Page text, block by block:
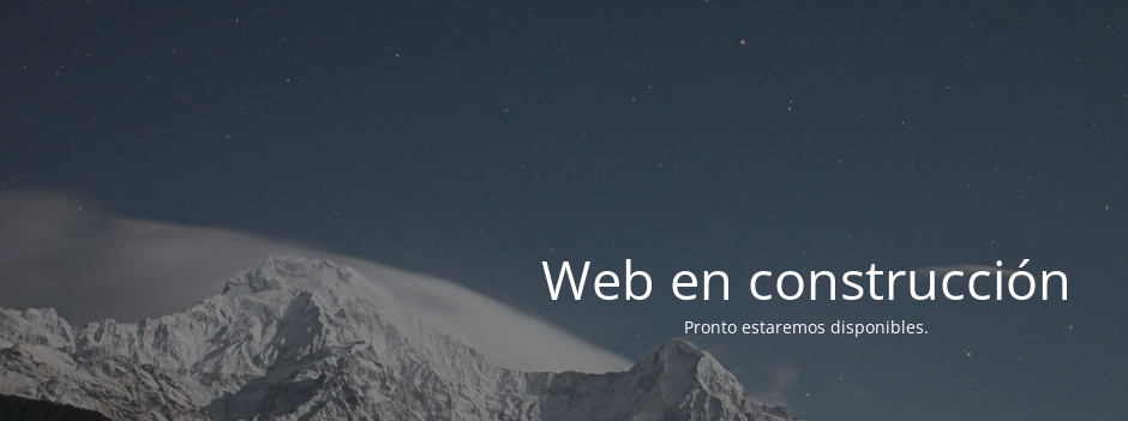
Web en construcción
Pronto estaremos disponibles.